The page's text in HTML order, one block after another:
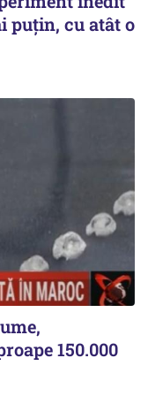
puțin, cu atât o
150.000